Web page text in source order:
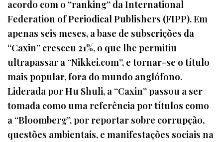
acordo com o “ranking” da International
Federation of Periodical Publishers (FIPP). Em
apenas seis meses, a base de subscrições da
“Caxin” cresceu 21%, o que lhe permitiu
ultrapassar a “Nikkei.com”, e tornar-se o título
mais popular, fora do mundo anglófono.
Liderada por Hu Shuli, a “Caxin” passou a ser
tomada como uma referência por títulos como
a “Bloomberg”, por reportar sobre corrupção,
questões ambientais, e manifestações sociais na